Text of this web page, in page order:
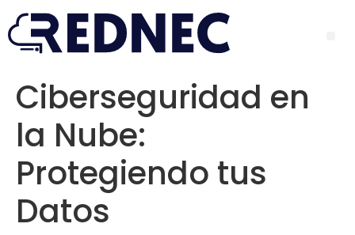
Ciberseguridad en
la Nube:
Protegiendo tus
Datos